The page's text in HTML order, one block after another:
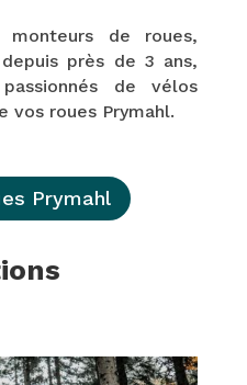
de roues,
près de 3 ans,
de vélos
vos roues Prymahl.
Prymahl